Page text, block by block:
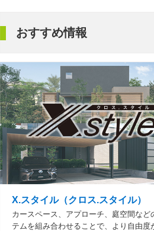
おすすめ情報
X.スタイル（クロス.スタイル）
カースペース、アプローチ、庭空間など
テムを組み合わせることで、より自由度